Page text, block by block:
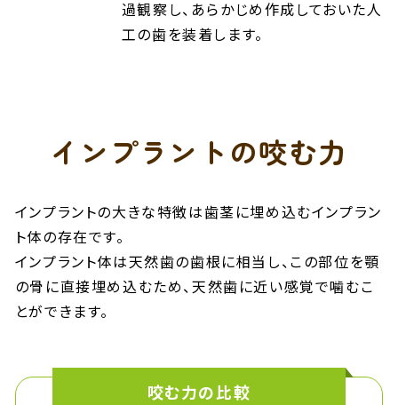
過観察し、あらかじめ作成しておいた人
工の歯を装着します。
インプラントの咬む力
インプラントの大きな特徴は歯茎に埋め込むインプラン
ト体の存在です。
インプラント体は天然歯の歯根に相当し、この部位を顎
の骨に直接埋め込むため、天然歯に近い感覚で噛むこ
とができます。
咬む力の比較